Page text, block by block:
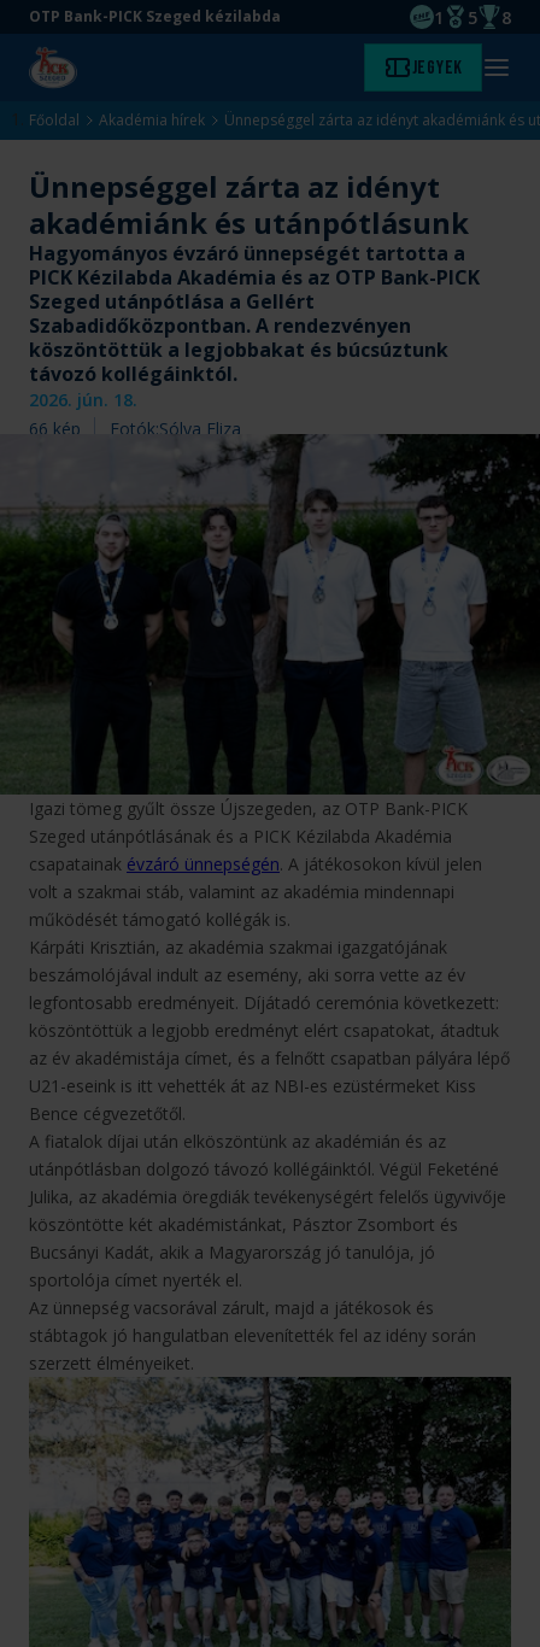
Ugrás
tartalomra
Ugrás
aljára
OTP Bank-PICK Szeged kézilabda
EHF
1
Magyar
5 8
Kezdőlap Jegyek Menü
Főoldal Akadémia hírek Ünnepséggel zárta az idényt akadémiánk és
Ünnepséggel zárta az idényt
akadémiánk és utánpótlásunk
Hagyományos évzáró ünnepségét tartotta a
PICK Kézilabda Akadémia és az OTP Bank-PICK
Szeged utánpótlása a Gellért
Szabadidőközpontban. A rendezvényen
köszöntöttük a legjobbakat és búcsúztunk
távozó kollégáinktól.
2026. jún. 18.
66 kép Fotók:Sólya Eliza
Igazi tömeg gyűlt össze Újszegeden, az OTP Bank-PICK
Szeged utánpótlásának és a PICK Kézilabda Akadémia
csapatainak évzáró ünnepségén. A játékosokon kívül jelen
volt a szakmai stáb, valamint az akadémia mindennapi
működését támogató kollégák is.
Kárpáti Krisztián, az akadémia szakmai igazgatójának
beszámolójával indult az esemény, aki sorra vette az év
legfontosabb eredményeit. Díjátadó ceremónia következett:
köszöntöttük a legjobb eredményt elért csapatokat, átadtuk
az év akadémistája címet, és a felnőtt csapatban pályára lépő
U21-eseink is itt vehették át az NBI-es ezüstérmeket Kiss
Bence cégvezetőtől.
A fiatalok díjai után elköszöntünk az akadémián és az
utánpótlásban dolgozó távozó kollégáinktól. Végül Feketéné
Julika, az akadémia öregdiák tevékenységért felelős ügyvivője
köszöntötte két akadémistánkat, Pásztor Zsombort és
Bucsányi Kadát, akik a Magyarország jó tanulója, jó
sportolója címet nyerték el.
Az ünnepség vacsorával zárult, majd a játékosok és
stábtagok jó hangulatban elevenítették fel az idény során
szerzett élményeiket.